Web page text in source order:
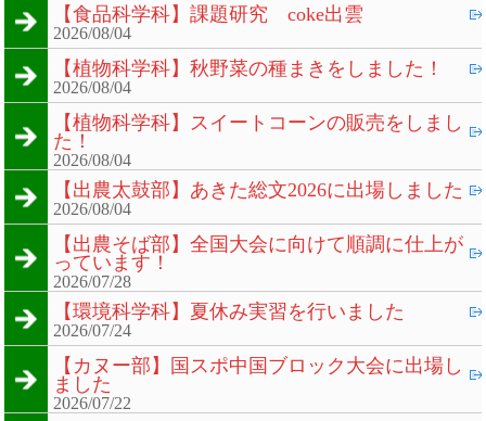
【食品科学科】課題研究 coke出雲
2026/08/04
【植物科学科】秋野菜の種まきをしました！
2026/08/04
【植物科学科】スイートコーンの販売をしまし
た！
2026/08/04
【出農太鼓部】あきた総文2026に出場しました
2026/08/04
【出農そば部】全国大会に向けて順調に仕上が
っています！
2026/07/28
【環境科学科】夏休み実習を行いました
2026/07/24
【カヌー部】国スポ中国ブロック大会に出場し
ました
2026/07/22